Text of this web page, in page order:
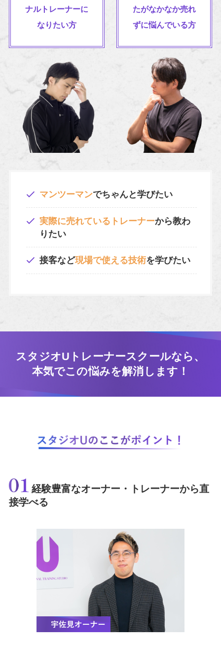
ナルトレーナーに
なりたい方
たがなかなか売れ
ずに悩んでいる方
マンツーマンでちゃんと学びたい
実際に売れているトレーナーから教わ
りたい
接客など現場で使える技術を学びたい
スタジオUトレーナースクールなら、
本気でこの悩みを解消します！
経験豊富なオーナー・トレーナーから直
接学べる